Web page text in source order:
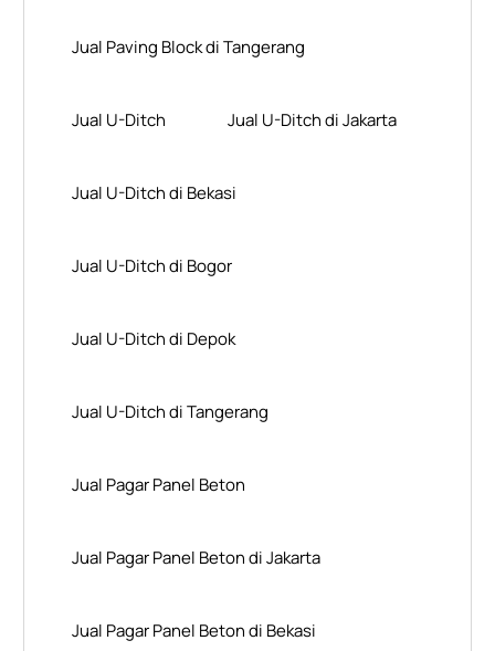
Jual Paving Block di Tangerang
Jual U-Ditch Jual U-Ditch di Jakarta
Jual U-Ditch di Bekasi
Jual U-Ditch di Bogor
Jual U-Ditch di Depok
Jual U-Ditch di Tangerang
Jual Pagar Panel Beton
Jual Pagar Panel Beton di Jakarta
Jual Pagar Panel Beton di Bekasi